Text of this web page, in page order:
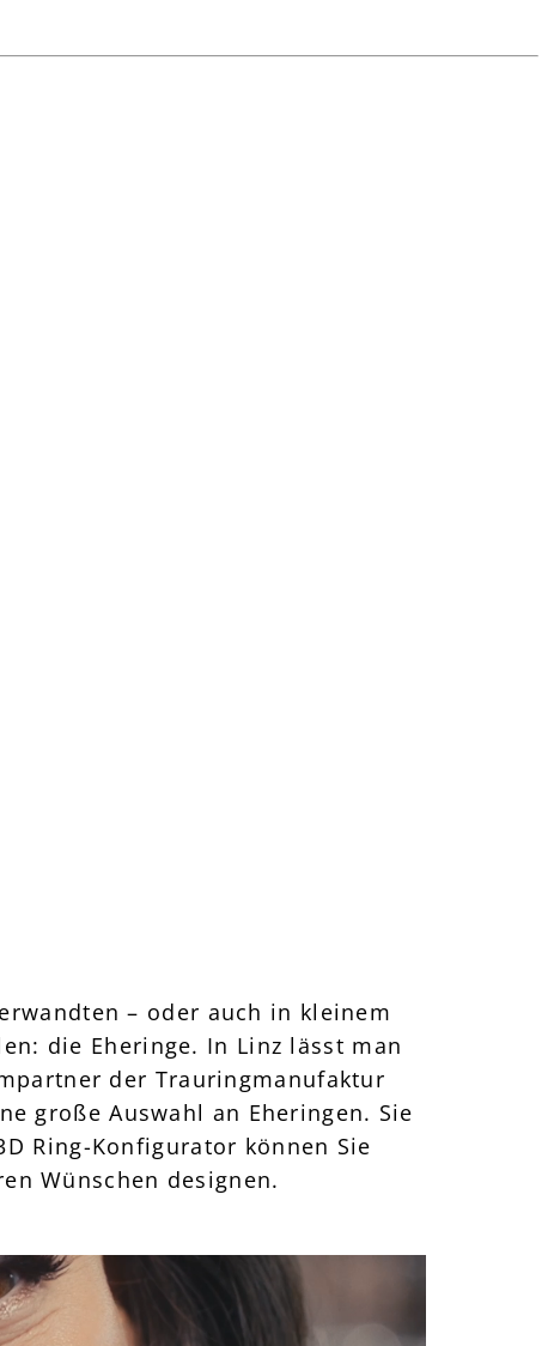
– oder auch in kleinem
die Eheringe. In Linz lässt man
der Trauringmanufaktur
große Auswahl an Eheringen. Sie
Ring-Konfigurator können Sie
Wünschen designen.